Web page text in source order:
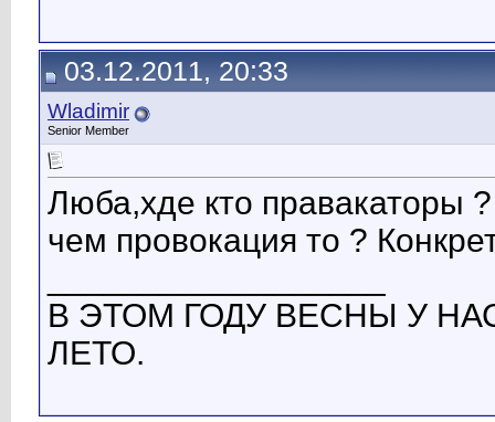
03.12.2011, 20:33
Wladimir
Senior Member
Люба,хде кто правакаторы
чем провокация то ?
В ЭТОМ ГОДУ ВЕСНЫ У
ЛЕТО.